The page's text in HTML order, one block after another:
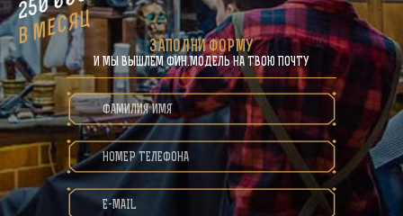
в месяц ЗАПОЛНИ ФОРМУ
И МЫ ВЫШЛЕМ ФИН.МОДЕЛЬ НА ТВОЮ ПОЧТУ